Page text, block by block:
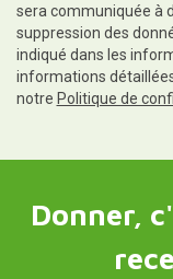
sera communiquée à
suppression des
indiqué dans les
informations
notre Politique de
Donner,